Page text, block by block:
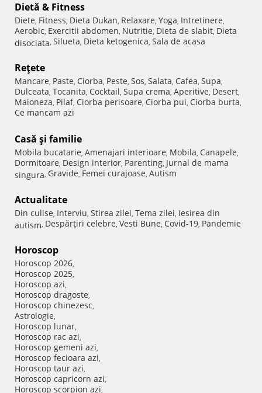
Dietă & Fitness
Diete, Fitness, Dieta Dukan, Relaxare, Yoga, Intretinere,
Aerobic, Exercitii abdomen, Nutritie, Dieta de slabit, Dieta
disociata, Silueta, Dieta ketogenica, Sala de acasa
Reţete
Mancare, Paste, Ciorba, Peste, Sos, Salata, Cafea, Supa,
Dulceata, Tocanita, Cocktail, Supa crema, Aperitive, Desert,
Maioneza, Pilaf, Ciorba perisoare, Ciorba pui, Ciorba burta,
Ce mancam azi
Casă şi familie
Mobila bucatarie, Amenajari interioare, Mobila, Canapele,
Dormitoare, Design interior, Parenting, Jurnal de mama
singura, Gravide, Femei curajoase, Autism
Actualitate
Din culise, Interviu, Stirea zilei, Tema zilei, Iesirea din
autism, Despărţiri celebre, Vesti Bune, Covid-19, Pandemie
Horoscop
Horoscop 2026,
Horoscop 2025,
Horoscop azi,
Horoscop dragoste,
Horoscop chinezesc,
Astrologie,
Horoscop lunar,
Horoscop rac azi,
Horoscop gemeni azi,
Horoscop fecioara azi,
Horoscop taur azi,
Horoscop capricorn azi,
Horoscop scorpion azi,